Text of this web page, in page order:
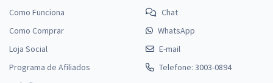
Como Funciona
Como Comprar
Loja Social
Programa de Afiliados
Chat
WhatsApp
E-mail
Telefone: 3003-0894